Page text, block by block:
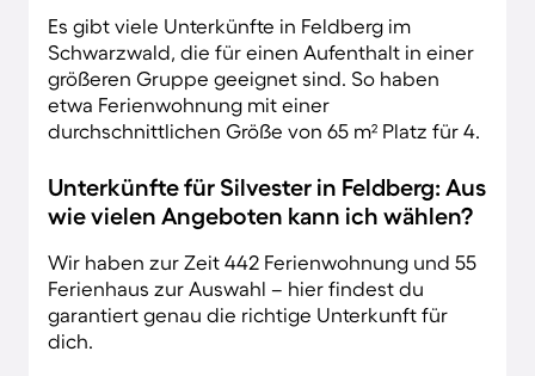
Es gibt viele Unterkünfte in Feldberg im
Schwarzwald, die für einen Aufenthalt in einer
größeren Gruppe geeignet sind. So haben
etwa Ferienwohnung mit einer
durchschnittlichen Größe von 65 m² Platz für 4.
Unterkünfte für Silvester in Feldberg: Aus
wie vielen Angeboten kann ich wählen?
Wir haben zur Zeit 442 Ferienwohnung und 55
Ferienhaus zur Auswahl – hier findest du
garantiert genau die richtige Unterkunft für
dich.